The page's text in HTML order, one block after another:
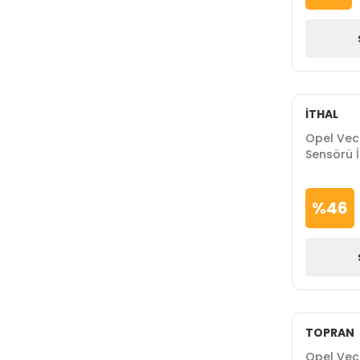
İTHAL
Opel
Sensörü
%46
TOPRAN
Opel